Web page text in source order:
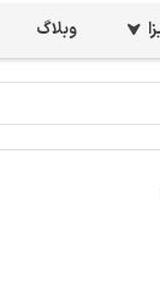
وبلاگ